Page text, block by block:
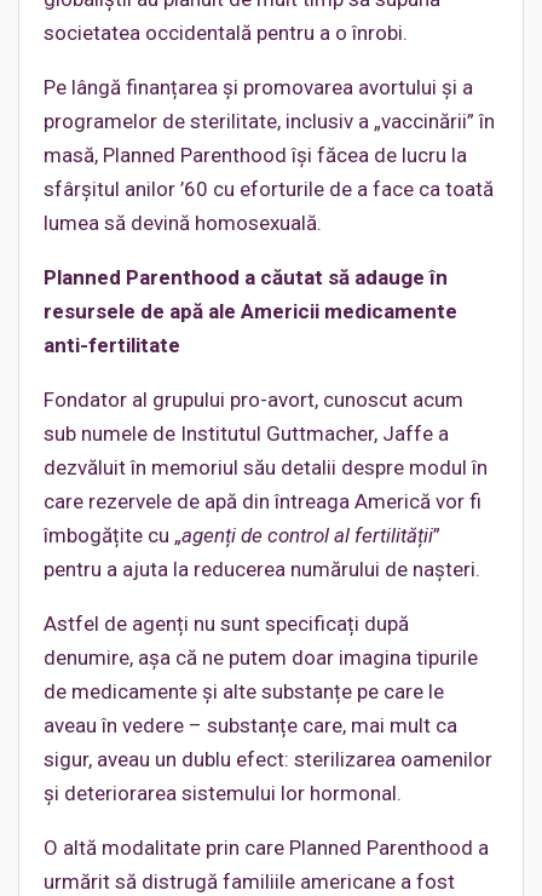
societatea occidentală pentru a o înrobi.
Pe lângă finanțarea și promovarea avortului și a
programelor de sterilitate, inclusiv a „vaccinării” în
masă, Planned Parenthood își făcea de lucru la
sfârșitul anilor ’60 cu eforturile de a face ca toată
lumea să devină homosexuală.
Planned Parenthood a căutat să adauge în
resursele de apă ale Americii medicamente
anti-fertilitate
Fondator al grupului pro-avort, cunoscut acum
sub numele de Institutul Guttmacher, Jaffe a
dezvăluit în memoriul său detalii despre modul în
care rezervele de apă din întreaga Americă vor fi
îmbogățite cu „agenți de control al fertilității”
pentru a ajuta la reducerea numărului de nașteri.
Astfel de agenți nu sunt specificați după
denumire, așa că ne putem doar imagina tipurile
de medicamente și alte substanțe pe care le
aveau în vedere – substanțe care, mai mult ca
sigur, aveau un dublu efect: sterilizarea oamenilor
și deteriorarea sistemului lor hormonal.
O altă modalitate prin care Planned Parenthood a
urmărit să distrugă familiile americane a fost